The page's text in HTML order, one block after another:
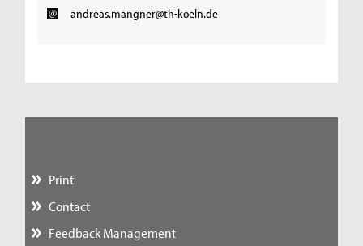
andreas.mangner@th-koeln.de
Print
Contact
Feedback Management